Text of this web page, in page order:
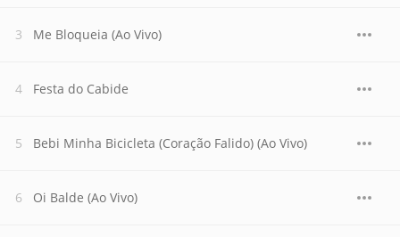
Me Bloqueia (Ao Vivo)
Festa do Cabide
Bebi Minha Bicicleta (Coração Falido) (Ao Vivo)
Oi Balde (Ao Vivo)